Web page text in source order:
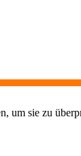
um sie zu